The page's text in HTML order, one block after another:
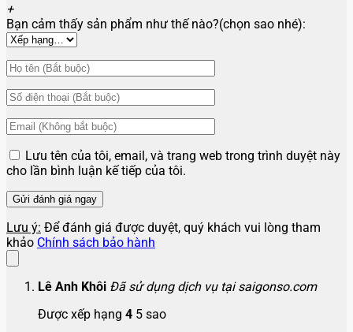
+
Bạn cảm thấy sản phẩm như thế nào?(chọn sao nhé):
Lưu tên của tôi, email, và trang web trong trình duyệt này
cho lần bình luận kế tiếp của tôi.
Lưu ý: Để đánh giá được duyệt, quý khách vui lòng tham
khảo Chính sách bảo hành
Lê Anh Khôi Đã sử dụng dịch vụ tại saigonso.com
Được xếp hạng 4 5 sao